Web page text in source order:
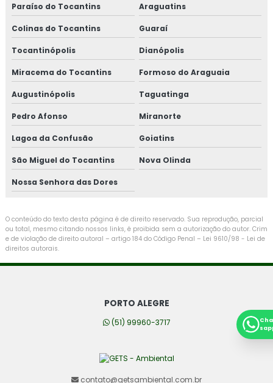
Paraíso do Tocantins Araguatins
Colinas do Tocantins Guaraí
Tocantinópolis Dianópolis
Miracema do Tocantins Formoso do Araguaia
Augustinópolis Taguatinga
Pedro Afonso Miranorte
Lagoa da Confusão Goiatins
São Miguel do Tocantins Nova Olinda
Nossa Senhora das Dores
O conteúdo do texto desta página é de direito reservado. Sua reprodução, parcial
ou total, mesmo citando nossos links, é proibida sem a autorização do autor. Crim
e de violação de direito autoral – artigo 184 do Código Penal – Lei 9610/98 - Lei de
direitos autorais.
PORTO ALEGRE
(51) 99960-3717
contato@getsambiental.com.br